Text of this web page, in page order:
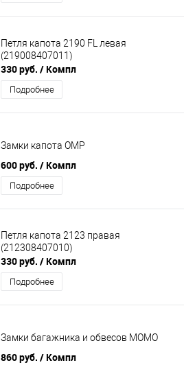
Петля капота 2190 FL левая
(219008407011)
330 руб. / Компл
Подробнее
Замки капота OMP
600 руб. / Компл
Подробнее
Петля капота 2123 правая
(212308407010)
330 руб. / Компл
Подробнее
Замки багажника и обвесов MOMO
860 руб. / Компл